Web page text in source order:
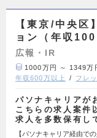
【東京/中央
ョン（年収
広報・IR
1000万円 ～ 1349万
年収600万以上
フレ
パソナキャリアが
こちらの求人案件
求人を多数保有し
【パソナキャリア経由で